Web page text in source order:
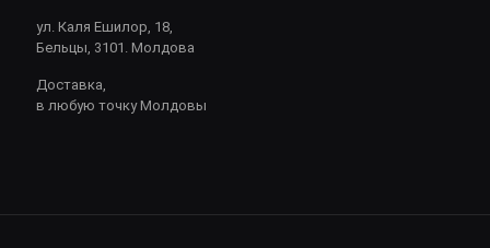
ул. Каля Ешилор, 18,
Бельцы, 3101. Молдова
Доставка,
в любую точку Молдовы